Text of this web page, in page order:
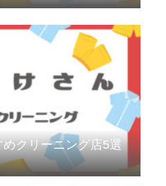
クリーニング店5選